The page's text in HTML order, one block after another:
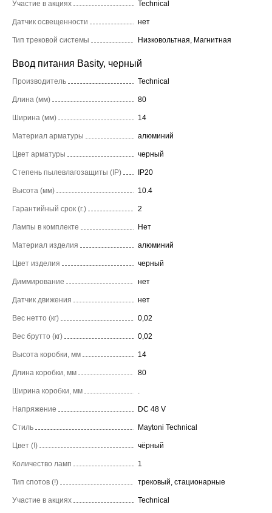
Участие в акциях Technical
Датчик освещенности нет
Тип трековой системы Низковольтная, Магнитная
Ввод питания Basity, черный
Производитель Technical
Длина (мм) 80
Ширина (мм) 14
Материал арматуры алюминий
Цвет арматуры черный
Степень пылевлагозащиты (IP) IP20
Высота (мм) 10.4
Гарантийный срок (г.) 2
Лампы в комплекте Нет
Материал изделия алюминий
Цвет изделия черный
Диммирование нет
Датчик движения нет
Вес нетто (кг) 0,02
Вес брутто (кг) 0,02
Высота коробки, мм 14
Длина коробки, мм 80
Ширина коробки, мм
Напряжение DC 48 V
Стиль Maytoni Technical
Цвет (!) чёрный
Количество ламп 1
Тип спотов (!) трековый, стационарные
Участие в акциях Technical